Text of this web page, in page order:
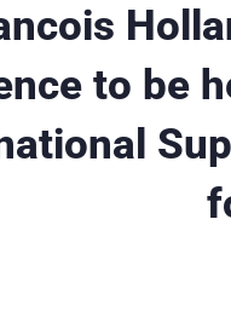
to be